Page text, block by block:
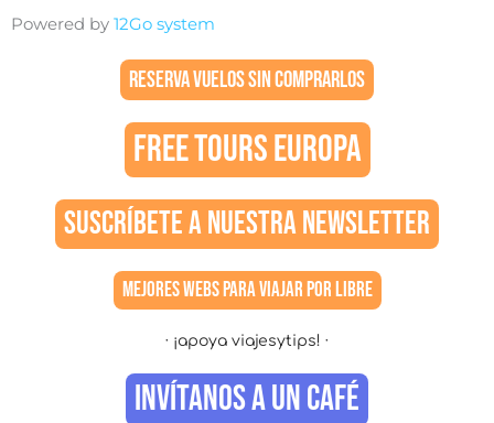
Powered by 12Go system
RESERVA VUELOS SIN COMPRARLOS
FREE TOURS EUROPA
SUSCRÍBETE A NUESTRA NEWSLETTER
MEJORES WEBS PARA VIAJAR POR LIBRE
· ¡apoya viajesytips! ·
INVÍTANOS A UN CAFÉ